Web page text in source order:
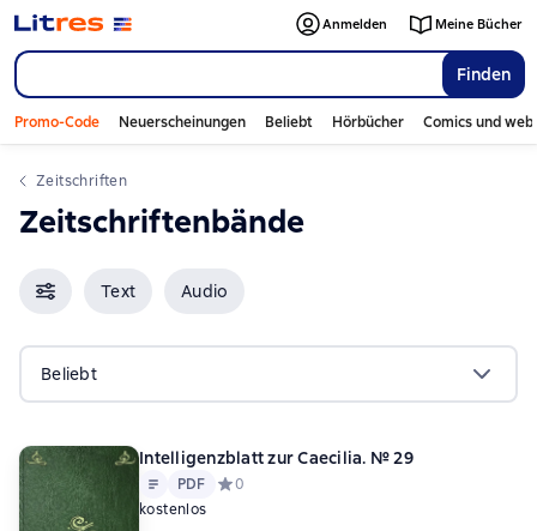
Finden
Anmelden Meine Bücher
Promo-Code Neuerscheinungen Beliebt Hörbücher Comics und
Zeitschriften
Zeitschriftenbände
Text Audio
Beliebt
Intelligenzblatt zur Caecilia. № 29
Text PDF
PDF Средний рейтинг 0 на основе 0 оценок
0
kostenlos